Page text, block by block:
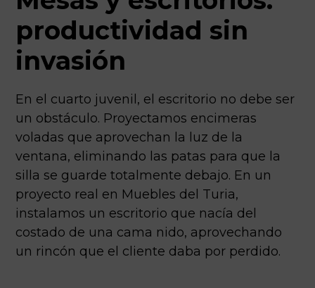
productividad sin
invasión
En el cuarto juvenil, el escritorio no debe ser
un obstáculo. Proyectamos encimeras
voladas que aprovechan la luz de la
ventana, eliminando las patas para que la
silla se guarde totalmente debajo. En un
proyecto real en Muebles del Turia,
instalamos un escritorio que nacía del
costado de una cama nido, aprovechando
un rincón que el cliente daba por perdido.